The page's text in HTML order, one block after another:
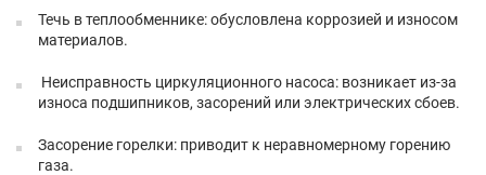
Течь в теплообменнике: обусловлена коррозией и износом
материалов.
Неисправность циркуляционного насоса: возникает из-за
износа подшипников, засорений или электрических сбоев.
Засорение горелки: приводит к неравномерному горению
газа.